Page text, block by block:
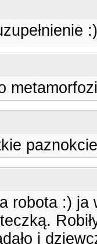
:)
robota :) ja
i